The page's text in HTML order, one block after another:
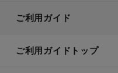
ご利用ガイド
ご利用ガイドトップ